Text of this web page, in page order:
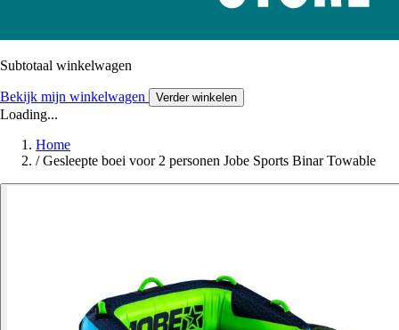
Subtotaal winkelwagen
Bekijk mijn winkelwagen Verder winkelen
Loading...
Home
/ Gesleepte boei voor 2 personen Jobe Sports Binar Towable